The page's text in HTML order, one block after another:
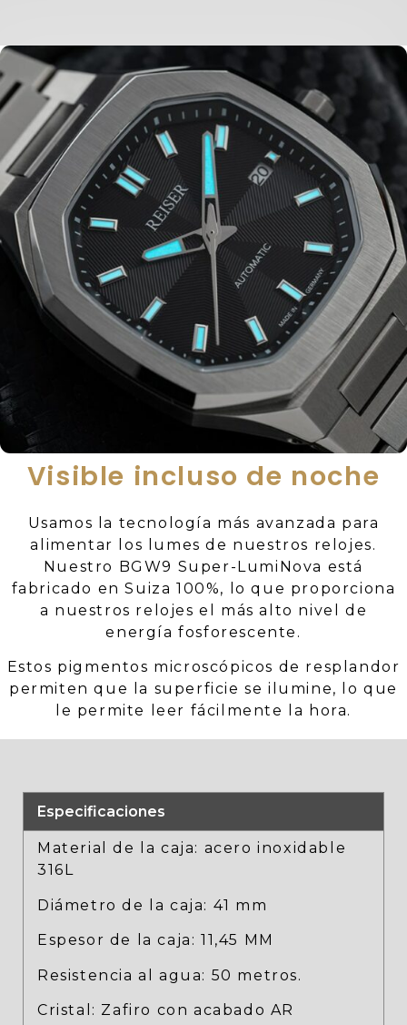
Visible incluso de noche
Usamos la tecnología más avanzada para
alimentar los lumes de nuestros relojes.
Nuestro BGW9 Super-LumiNova está
fabricado en Suiza 100%, lo que proporciona
a nuestros relojes el más alto nivel de
energía fosforescente.
Estos pigmentos microscópicos de resplandor
permiten que la superficie se ilumine, lo que
le permite leer fácilmente la hora.
Especificaciones
Material de la caja: acero inoxidable
316L
Diámetro de la caja: 41 mm
Espesor de la caja: 11,45 MM
Resistencia al agua: 50 metros.
Cristal: Zafiro con acabado AR